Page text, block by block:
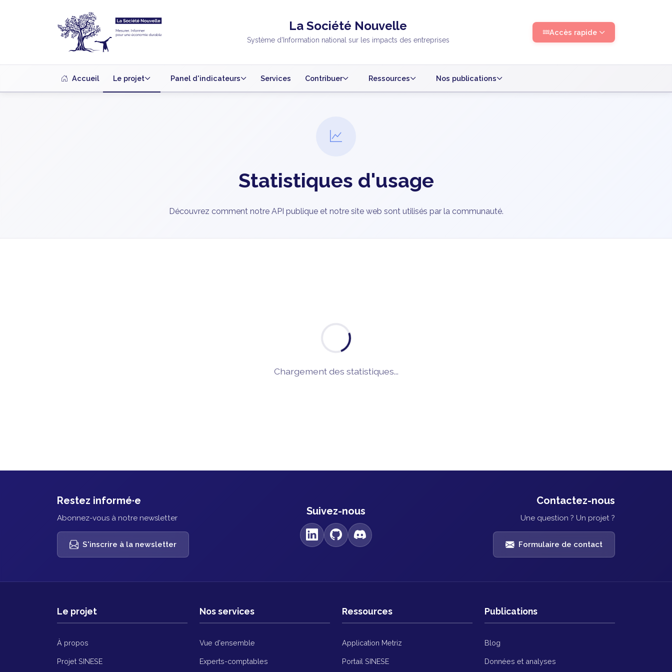
La Société Nouvelle
Système d'Information national sur les impacts des entreprises
Accès rapide
Accueil Le projet Panel d'indicateurs Services Contribuer Ressources Nos publications
Statistiques d'usage
Découvrez comment notre API publique et notre site web sont utilisés par la communauté.
Chargement des statistiques...
Restez informé·e
Abonnez-vous à notre newsletter
S'inscrire à la newsletter
Suivez-nous
Contactez-nous
Une question ? Un projet ?
Formulaire de contact
Le projet
À propos
Projet SINESE
Nos services
Vue d'ensemble
Experts-comptables
Ressources
Application Metriz
Portail SINESE
Publications
Blog
Données et analyses